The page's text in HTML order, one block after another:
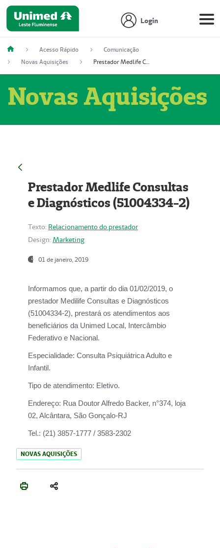
Login
Acesso Rápido
Comunicação
Novas Aquisições
Prestador Medlife Consultas e Diagnósticos (51004334-2)
Novas Aquisições
Prestador Medlife Consultas
e Diagnósticos (51004334-2)
Texto: Relacionamento do prestador
Design: Marketing
01 de janeiro, 2019
Informamos que, a partir do dia 01/02/2019, o
prestador Medilife Consultas e Diagnósticos
(51004334-2), prestará os atendimentos aos
beneficiários da Unimed Local, Intercâmbio
Federativo e Nacional.
Especialidade: Consulta Psiquiátrica Adulto e
Infantil.
Tipo de atendimento: Eletivo.
Endereço: Rua Doutor Alfredo Backer, n°374, loja
02, Alcântara, São Gonçalo-RJ
Tel.: (21) 3857-1777 / 3583-2302
NOVAS AQUISIÇÕES